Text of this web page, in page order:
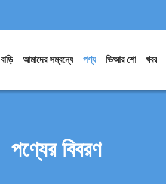
বাড়ি আমাদের সম্বন্ধে পণ্য ভিআর শো খবর
পণ্যের বিবরণ